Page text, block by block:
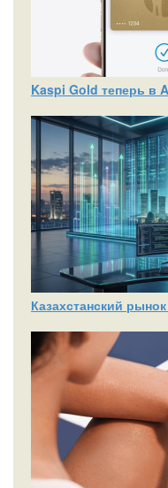
Kaspi Gold теперь в
Казахстанский